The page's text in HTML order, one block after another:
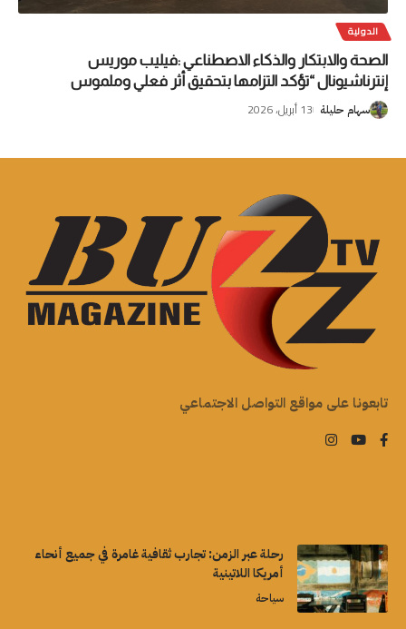
الدولية
الصحة والابتكار والذكاء الاصطناعي :فيليب موريس
إنترناشيونال “تؤكد التزامها بتحقيق أثر فعلي وملموس
سهام حليلة 13 أبريل، 2026
تابعونا على مواقع التواصل الاجتماعي
رحلة عبر الزمن: تجارب ثقافية غامرة في جميع أنحاء
أمريكا اللاتينية
سياحة